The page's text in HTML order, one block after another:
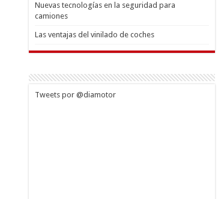
Nuevas tecnologías en la seguridad para
camiones
Las ventajas del vinilado de coches
Tweets por @diamotor